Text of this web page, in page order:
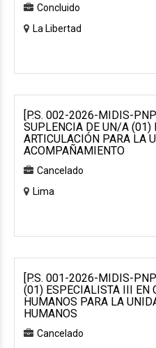
Concluido
La Libertad
[P.S. 002-2026-MIDIS-
SUPLENCIA DE UN/A (01)
ARTICULACIÓN PARA LA
ACOMPAÑAMIENTO
Cancelado
Lima
[P.S. 001-2026-MIDIS-
(01) ESPECIALISTA III EN
HUMANOS PARA LA
HUMANOS
Cancelado